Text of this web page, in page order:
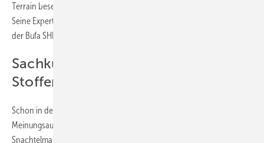
Terrain besetzen – und Handwerker zum Schrauber degradieren.
Seine Expertise samt Einschätzungen wurde von den Multiplikatoren
der Bufa SHK mit großem Interesse aufgenommen.
Sachkunde zu asbesthaltigen
Stoffen
Schon in der vergangenen Bufa-Sitzung gab es einen
Meinungsaustausch zum Umgang mit asbesthaltigen Stoffen, die in
Spachtelmassen, Fliesenklebern oder Putzen enthalten sein können.